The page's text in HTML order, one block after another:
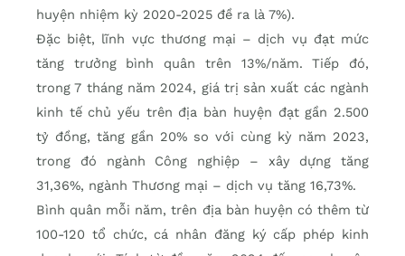
huyện nhiệm kỳ 2020-2025 đề ra là 7%).
Đặc biệt, lĩnh vực thương mại – dịch vụ đạt mức
tăng trưởng bình quân trên 13%/năm. Tiếp đó,
trong 7 tháng năm 2024, giá trị sản xuất các ngành
kinh tế chủ yếu trên địa bàn huyện đạt gần 2.500
tỷ đồng, tăng gần 20% so với cùng kỳ năm 2023,
trong đó ngành Công nghiệp – xây dựng tăng
31,36%, ngành Thương mại – dịch vụ tăng 16,73%.
Bình quân mỗi năm, trên địa bàn huyện có thêm từ
100-120 tổ chức, cá nhân đăng ký cấp phép kinh